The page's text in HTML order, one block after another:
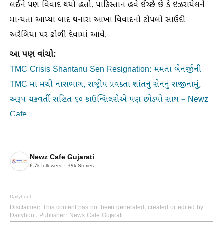
લઈને પણ વિવાદ થયો હતો. પાકિસ્તાન હવે ઈચ્છે છે કે ઇઝરાયેલને
માન્યતા આપ્યા બાદ થનારા આખા વિવાદનો ટોપલો સાઉદી
અરેબિયા પર ઢોળી દેવામાં આવે.
આ પણ વાંચો:
TMC Crisis Shantanu Sen Resignation: મમતા બેનર્જીની
TMC માં મચી નાસભાગ, રાષ્ટ્રીય પ્રવક્તા શાંતનુ સેનનું રાજીનામું,
અરૂપ ચક્રવર્તી સહિત ૬૦ કાઉન્સિલરોએ પણ છોડ્યો સાથ – Newz
Cafe
Newz Cafe Gujarati
6.7k followers 39k Stories
Dailyhunt
Disclaimer: This content has not been generated, created or edited by
Dailyhunt. Publisher: News Cafe Gujarati